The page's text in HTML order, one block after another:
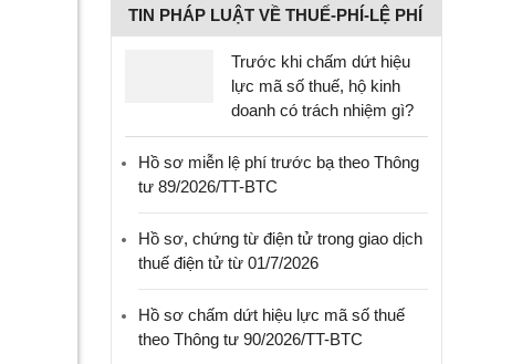
TIN PHÁP LUẬT VỀ THUẾ-PHÍ-LỆ PHÍ
Trước khi chấm dứt hiệu
lực mã số thuế, hộ kinh
doanh có trách nhiệm gì?
Hồ sơ miễn lệ phí trước bạ theo Thông
tư 89/2026/TT-BTC
Hồ sơ, chứng từ điện tử trong giao dịch
thuế điện tử từ 01/7/2026
Hồ sơ chấm dứt hiệu lực mã số thuế
theo Thông tư 90/2026/TT-BTC